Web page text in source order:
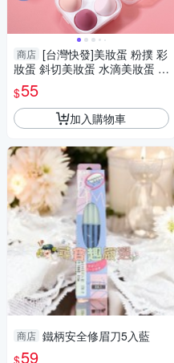
商店 [台灣快發]美妝蛋 粉撲 彩
妝蛋 斜切美妝蛋 水滴美妝蛋 化
妝蛋 美妝用品 化妝神器 化妝
海綿
$55
加入購物車
商店 鐵柄安全修眉刀5入藍
59